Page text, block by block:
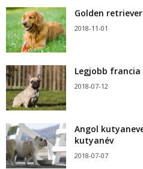
Golden
2018-11-01
Legjobb
2018-07-12
Angol
kutyanév
2018-07-07